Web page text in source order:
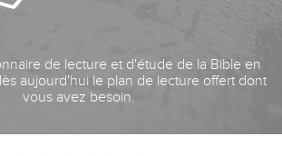
de lecture et d'étude de la Bible en
aujourd'hui le plan de lecture offert dont
vous avez besoin.